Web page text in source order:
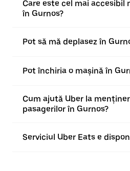
Care este cel mai accesibil
în Gurnos?
Pot să mă deplasez în
Pot închiria o mașină în
Cum ajută Uber la
pasagerilor în Gurnos?
Serviciul Uber Eats e